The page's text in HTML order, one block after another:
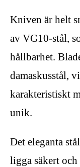
Kniven är helt
av VG10-stål,
hållbarhet.
damaskusstål,
karakteristiskt
unik.
Det eleganta
ligga säkert